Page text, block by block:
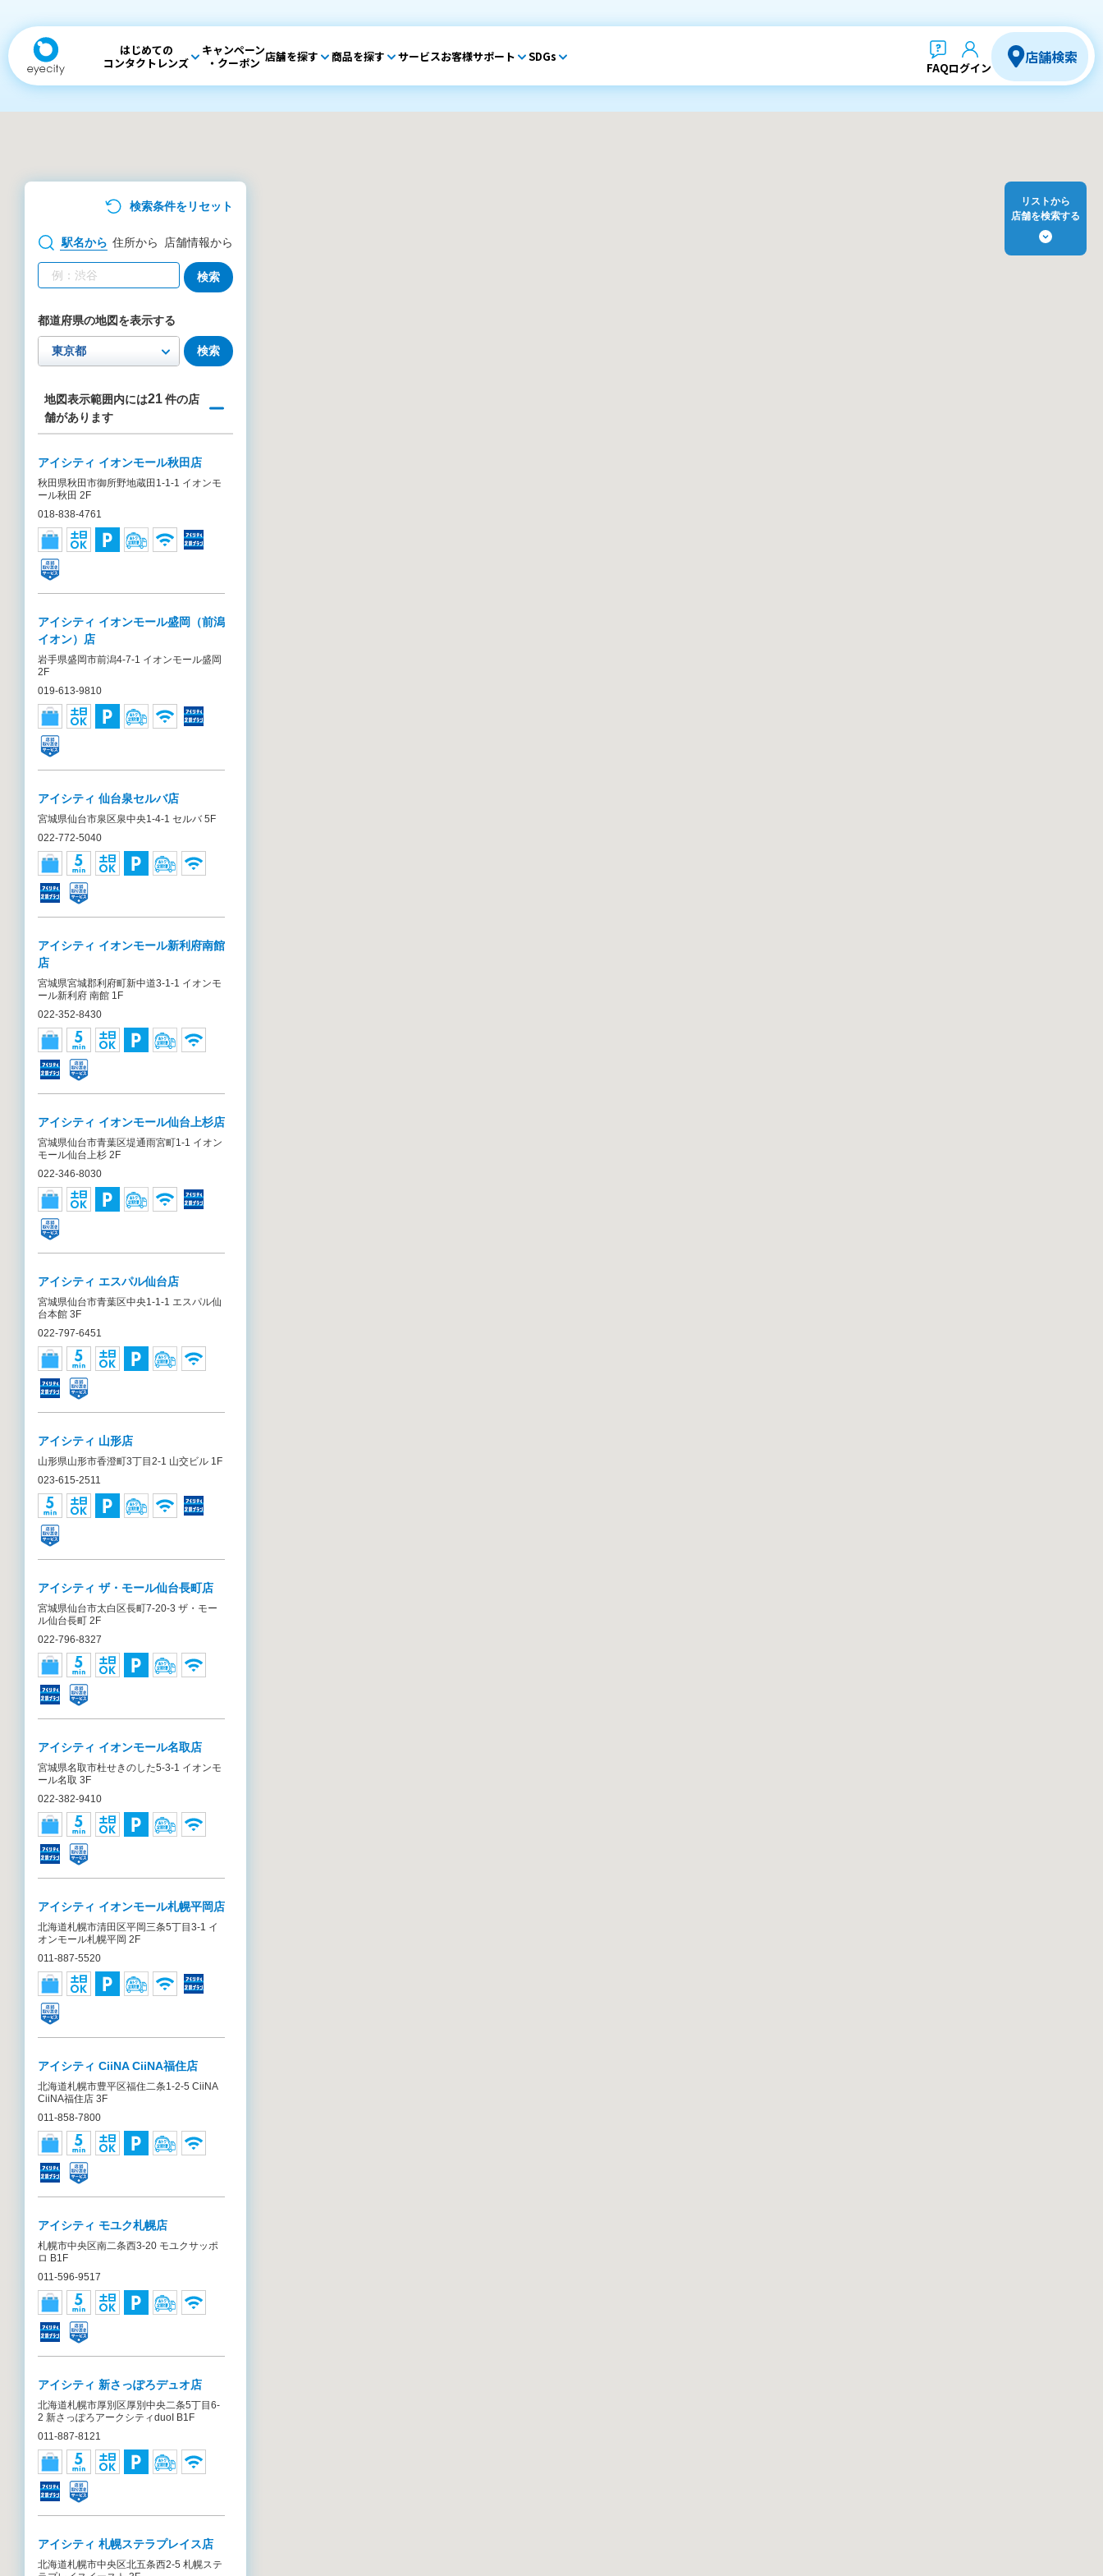
はじめての
コンタクトレンズ
キャンペーン
・クーポン 店舗を探す 商品を探す サービスお客様サポート SDGs
FAQログイン
店舗検索
検索条件をリセット
駅名から 住所から 店舗情報から
検索
都道府県の地図を表示する
検索
地図表示範囲内には21件の店
舗があります
アイシティ イオンモール秋田店
秋田県秋田市御所野地蔵田1-1-1 イオンモ
ール秋田 2F
018-838-4761
アイシティ イオンモール盛岡（前潟
イオン）店
岩手県盛岡市前潟4-7-1 イオンモール盛岡
2F
019-613-9810
アイシティ 仙台泉セルバ店
宮城県仙台市泉区泉中央1-4-1 セルバ 5F
022-772-5040
アイシティ イオンモール新利府南館
店
宮城県宮城郡利府町新中道3-1-1 イオンモ
ール新利府 南館 1F
022-352-8430
アイシティ イオンモール仙台上杉店
宮城県仙台市青葉区堤通雨宮町1-1 イオン
モール仙台上杉 2F
022-346-8030
アイシティ エスパル仙台店
宮城県仙台市青葉区中央1-1-1 エスパル仙
台本館 3F
022-797-6451
アイシティ 山形店
山形県山形市香澄町3丁目2-1 山交ビル 1F
023-615-2511
アイシティ ザ・モール仙台長町店
宮城県仙台市太白区長町7-20-3 ザ・モー
ル仙台長町 2F
022-796-8327
アイシティ イオンモール名取店
宮城県名取市杜せきのした5-3-1 イオンモ
ール名取 3F
022-382-9410
アイシティ イオンモール札幌平岡店
北海道札幌市清田区平岡三条5丁目3-1 イ
オンモール札幌平岡 2F
011-887-5520
アイシティ CiiNA CiiNA福住店
北海道札幌市豊平区福住二条1-2-5 CiiNA
CiiNA福住店 3F
011-858-7800
アイシティ モユク札幌店
札幌市中央区南二条西3-20 モユクサッポ
ロ B1F
011-596-9517
アイシティ 新さっぽろデュオ店
北海道札幌市厚別区厚別中央二条5丁目6-
2 新さっぽろアークシティduoI B1F
011-887-8121
アイシティ 札幌ステラプレイス店
北海道札幌市中央区北五条西2-5 札幌ステ
リストから
店舗を検索する